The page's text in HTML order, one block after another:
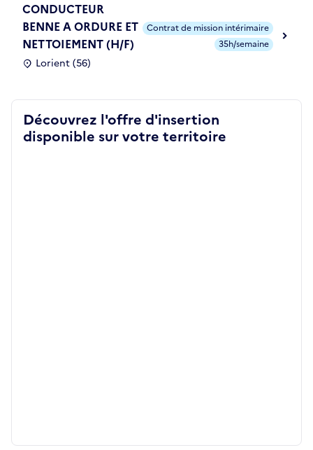
CONDUCTEUR
BENNE A ORDURE ET
NETTOIEMENT (H/F)
Lorient (56)
Contrat de mission intérimaire
35h/semaine
Découvrez l'offre d'insertion
disponible sur votre territoire